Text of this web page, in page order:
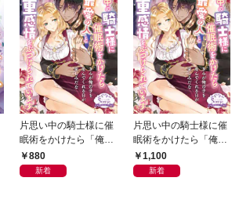
片思い中の騎士様に催
眠術をかけたら「俺の
最愛の人」と激重感情
をぶつけられています
880
新着
片思い中の騎士様に催
眠術をかけたら「俺の
最愛の人」と激重感情
をぶつけられています
1,100
新着